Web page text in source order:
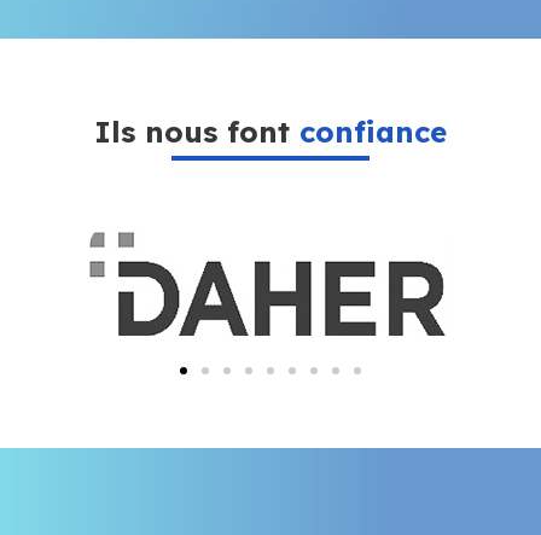
Ils nous font confiance